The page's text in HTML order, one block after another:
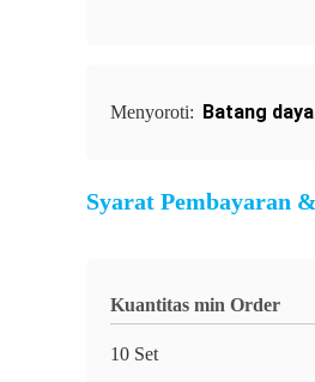
Menyoroti: Batang
Syarat Pembayaran
Kuantitas min Order
10 Set